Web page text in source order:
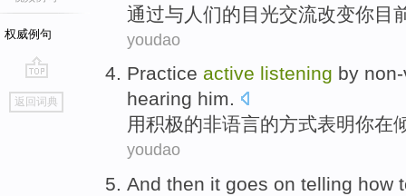
权威例句
go
top
返回词典
通过与 人们的目光交流改变你目
youdao
Practice active listening by
hearing him.
用积极的非语言的方式表明你在
youdao
And then it goes on telling how